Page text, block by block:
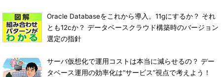
Oracle Databaseをこれから導入。11gにするか？ それ
とも12cか？ データベースクラウド構築時のバージョン
選定の指針
サーバ仮想化で運用コストは本当に減らせるの？ デー
タベース運用の効率化は“サービス”視点で考えよう！